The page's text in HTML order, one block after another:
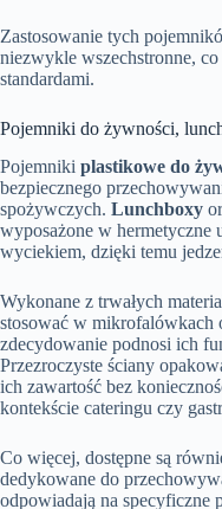
Zastosowanie tych
niezwykle wszechstronne,
standardami.
Pojemniki do żywności,
Pojemniki plastikowe do
bezpiecznego
spożywczych. Lunchboxy
wyposażone w hermetyczne
wyciekiem, dzięki temu
Wykonane z trwałych
stosować w mikrofalówkach
zdecydowanie podnosi ich
Przezroczyste ściany
ich zawartość bez
kontekście cateringu czy
Co więcej, dostępne są
dedykowane do
odpowiadają na specyficzne